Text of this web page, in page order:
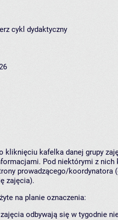
cykl dydaktyczny
kliknięciu kafelka danej grupy
Pod niektórymi z nich
prowadzącego/koordynatora
zajęcia).
na planie oznaczenia:
zajęcia odbywają się w tygodnie